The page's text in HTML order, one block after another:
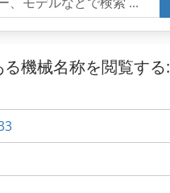
機械名称を閲覧する: